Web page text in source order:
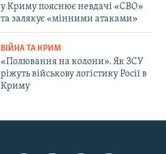
у Криму пояснює невдачі «СВО»
та залякує «мінними атаками»
ВІЙНА ТА КРИМ
«Полювання на колони». Як ЗСУ
ріжуть військову логістику Росії в
Криму